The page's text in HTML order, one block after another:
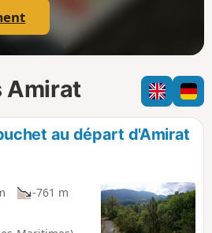
Amirat
au départ d'Amirat
-761 m